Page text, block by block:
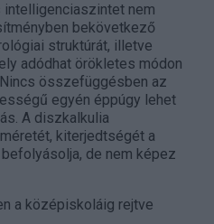
nem
bekövetkező
struktúrát, illetve
adódhat örökletes módon
összefüggésben az
egyén éppúgy lehet
A diszkalkulia
kiterjedtségét a
de nem képez
a középiskoláig rejtve